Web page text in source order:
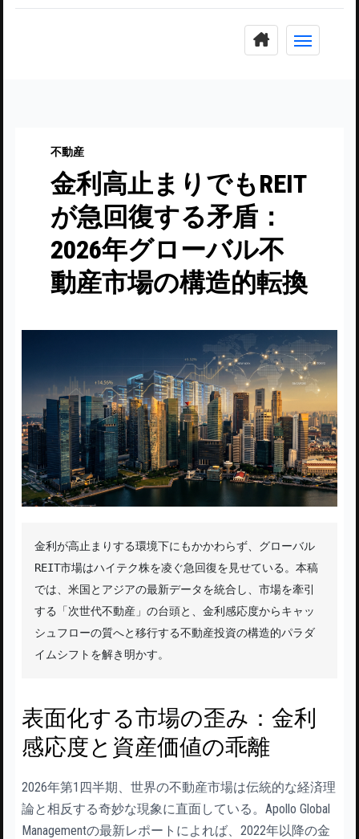
不動産
金利高止まりでもREIT
が急回復する矛盾：
2026年グローバル不
動産市場の構造的転換
金利が高止まりする環境下にもかかわらず、グローバル
REIT市場はハイテク株を凌ぐ急回復を見せている。本稿
では、米国とアジアの最新データを統合し、市場を牽引
する「次世代不動産」の台頭と、金利感応度からキャッ
シュフローの質へと移行する不動産投資の構造的パラダ
イムシフトを解き明かす。
表面化する市場の歪み：金利
感応度と資産価値の乖離
2026年第1四半期、世界の不動産市場は伝統的な経済理
論と相反する奇妙な現象に直面している。Apollo Global
Managementの最新レポートによれば、2022年以降の金